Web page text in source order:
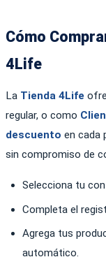
Cómo
4Life
La Tienda 4Life
regular, o como
descuento en cada
sin compromiso de
Selecciona tu
Completa el
Agrega tus
automático.